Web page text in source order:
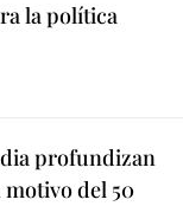
la política
profundizan
del 50